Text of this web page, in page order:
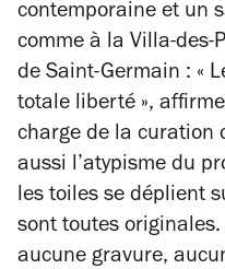
contemporaine et un
comme à la Villa-des-
de Saint-Germain : «
totale liberté »,
charge de la curation
aussi l’atypisme du
les toiles se déplient
sont toutes
aucune gravure,